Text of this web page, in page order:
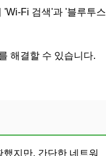
'Wi-Fi 검색'과 '블루투스
해결할 수 있습니다.
지만, 간단한 네트워